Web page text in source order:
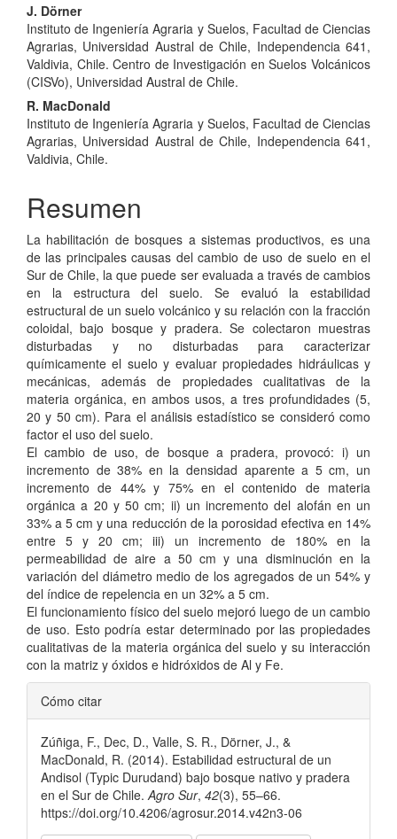
J. Dörner
Instituto de Ingeniería Agraria y Suelos, Facultad de Ciencias
Agrarias, Universidad Austral de Chile, Independencia 641,
Valdivia, Chile. Centro de Investigación en Suelos Volcánicos
(CISVo), Universidad Austral de Chile.
R. MacDonald
Instituto de Ingeniería Agraria y Suelos, Facultad de Ciencias
Agrarias, Universidad Austral de Chile, Independencia 641,
Valdivia, Chile.
Resumen
La habilitación de bosques a sistemas productivos, es una
de las principales causas del cambio de uso de suelo en el
Sur de Chile, la que puede ser evaluada a través de cambios
en la estructura del suelo. Se evaluó la estabilidad
estructural de un suelo volcánico y su relación con la fracción
coloidal, bajo bosque y pradera. Se colectaron muestras
disturbadas y no disturbadas para caracterizar
químicamente el suelo y evaluar propiedades hidráulicas y
mecánicas, además de propiedades cualitativas de la
materia orgánica, en ambos usos, a tres profundidades (5,
20 y 50 cm). Para el análisis estadístico se consideró como
factor el uso del suelo.
El cambio de uso, de bosque a pradera, provocó: i) un
incremento de 38% en la densidad aparente a 5 cm, un
incremento de 44% y 75% en el contenido de materia
orgánica a 20 y 50 cm; ii) un incremento del alofán en un
33% a 5 cm y una reducción de la porosidad efectiva en 14%
entre 5 y 20 cm; iii) un incremento de 180% en la
permeabilidad de aire a 50 cm y una disminución en la
variación del diámetro medio de los agregados de un 54% y
del índice de repelencia en un 32% a 5 cm.
El funcionamiento físico del suelo mejoró luego de un cambio
de uso. Esto podría estar determinado por las propiedades
cualitativas de la materia orgánica del suelo y su interacción
con la matriz y óxidos e hidróxidos de Al y Fe.
Detalles
del
artículo
Cómo citar
Zúñiga, F., Dec, D., Valle, S. R., Dörner, J., &
MacDonald, R. (2014). Estabilidad estructural de un
Andisol (Typic Durudand) bajo bosque nativo y pradera
en el Sur de Chile. Agro Sur, 42(3), 55–66.
https://doi.org/10.4206/agrosur.2014.v42n3-06